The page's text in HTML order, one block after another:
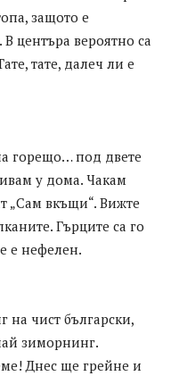
защото е
центъра вероятно са
тате, далеч ли е
горещо… под двете
у дома. Чакам
„Сам вкъщи“. Вижте
Гърците са го
е нефелен.
на чист български,
зиморнинг.
Днес ще грейне и